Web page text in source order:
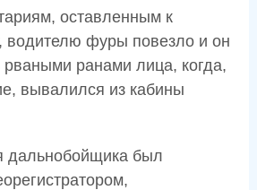
оставленным к
водителю фуры повезло и он
ранами лица, когда,
вывалился из кабины
дальнобойщика был